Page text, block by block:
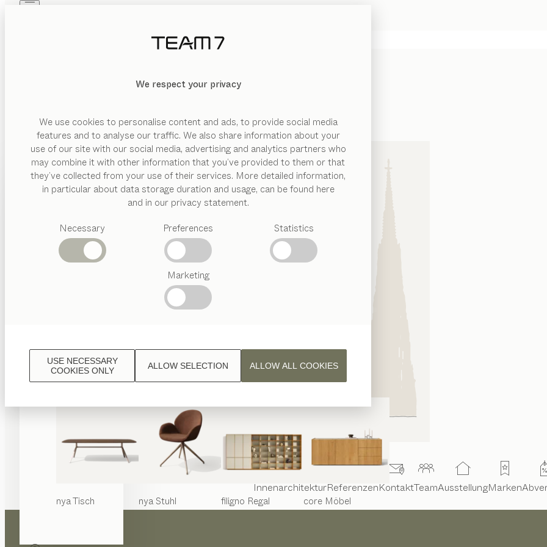
We respect your privacy
We use cookies to personalise content and ads, to provide social media
features and to analyse our traffic. We also share information about your
use of our site with our social media, advertising and analytics partners who
may combine it with other information that you’ve provided to them or that
they’ve collected from your use of their services. More detailed information,
in particular about data storage duration and usage, can be found here
and in our privacy statement.
Necessary
Preferences Statistics
Marketing
USE NECESSARY
COOKIES ONLY
ALLOW SELECTION ALLOW ALL COOKIES
Esstische
Küchen
Regale
Betten
Interior
Design
TEAM
7 Welt
nyaTisch nyaStuhl filigno Regal core Möbel
PRODUKTE
ÜBER UNS
HÄNDLER
InnenarchitekturReferenzenKontaktTeamAusstellungMarken